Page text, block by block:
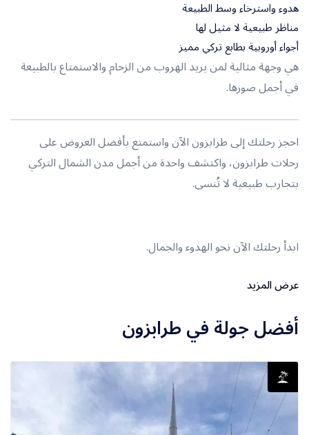
هدوء واسترخاء وسط الطبيعة
مناظر طبيعية لا مثيل لها
أجواء أوروبية بطابع تركي مميز
هي وجهة مثالية لمن يريد الهروب من الزحام والاستمتاع بالطبيعة
في أجمل صورها.
احجز رحلتك إلى طرابزون الآن واستمتع بأفضل العروض على
رحلات طرابزون، واكتشف واحدة من أجمل مدن الشمال التركي
بتجارب طبيعية لا تُنسى.
ابدأ رحلتك الآن نحو الهدوء والجمال.
عرض المزيد
أفضل جولة في طرابزون